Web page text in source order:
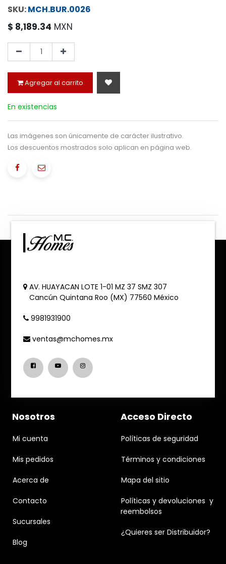
MCH.BUR.0026
$ 8,189.34 MXN
Agregar al carrito
En existencias
Las imágenes son únicamente de carácter ilustrativo.
Los descuentos mostrados solo aplican en página web.
AV. HUAYACAN LOTE 1-01 MZ 37 SMZ 307
Cancún Quintana Roo (MX) 77560 México
9981931900
ventas@mchomes.mx
Nosotros
Mi cuenta
Mis pedidos
Acerca de
Contacto
Sucursales
Blog
Acceso Directo
Políticas de seguridad
Términos y condiciones
Mapa del sitio
Políticas y devoluciones y
reembolsos
¿Quieres ser Distribuidor?